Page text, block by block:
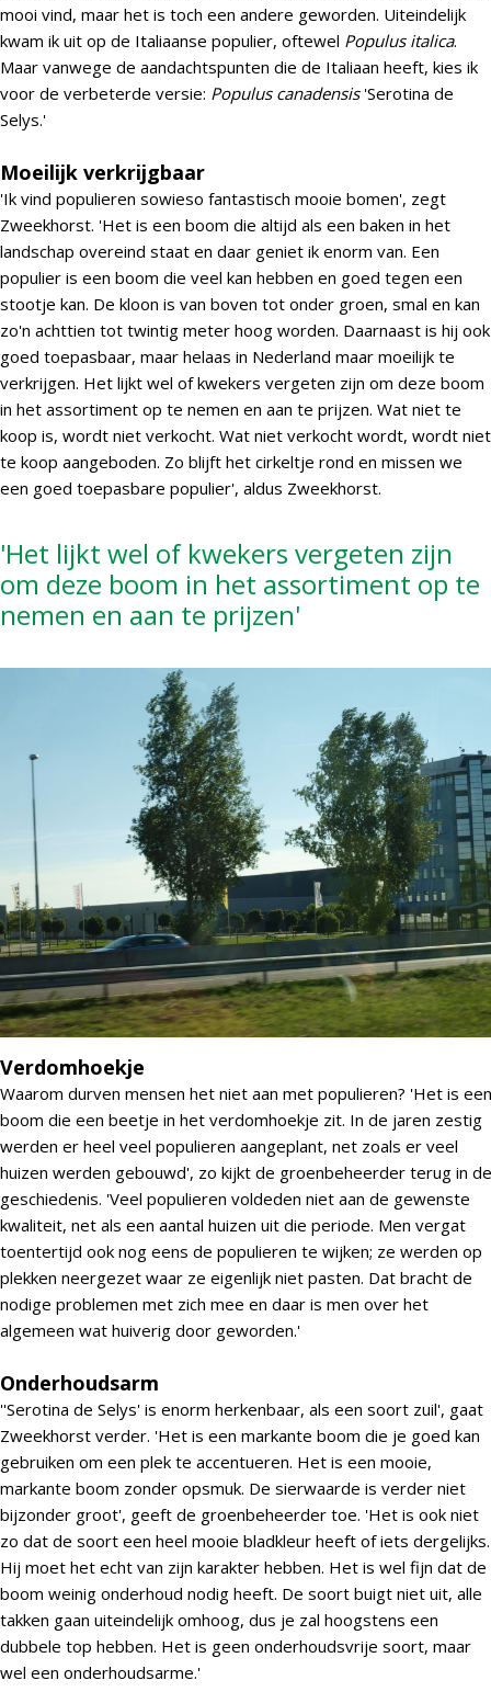
mooi vind, maar het is toch een andere geworden. Uiteindelijk
kwam ik uit op de Italiaanse populier, oftewel Populus italica.
Maar vanwege de aandachtspunten die de Italiaan heeft, kies ik
voor de verbeterde versie: Populus canadensis'Serotina de
Selys.'
Moeilijk verkrijgbaar
'Ik vind populieren sowieso fantastisch mooie bomen', zegt
Zweekhorst. 'Het is een boom die altijd als een baken in het
landschap overeind staat en daar geniet ik enorm van. Een
populier is een boom die veel kan hebben en goed tegen een
stootje kan. De kloon is van boven tot onder groen, smal en kan
zo'n achttien tot twintig meter hoog worden. Daarnaast is hij ook
goed toepasbaar, maar helaas in Nederland maar moeilijk te
verkrijgen. Het lijkt wel of kwekers vergeten zijn om deze boom
in het assortiment op te nemen en aan te prijzen. Wat niet te
koop is, wordt niet verkocht. Wat niet verkocht wordt, wordt niet
te koop aangeboden. Zo blijft het cirkeltje rond en missen we
een goed toepasbare populier', aldus Zweekhorst.
'Het lijkt wel of kwekers vergeten zijn
om deze boom in het assortiment op te
nemen en aan te prijzen'
Verdomhoekje
Waarom durven mensen het niet aan met populieren? 'Het is een
boom die een beetje in het verdomhoekje zit. In de jaren zestig
werden er heel veel populieren aangeplant, net zoals er veel
huizen werden gebouwd', zo kijkt de groenbeheerder terug in de
geschiedenis. 'Veel populieren voldeden niet aan de gewenste
kwaliteit, net als een aantal huizen uit die periode. Men vergat
toentertijd ook nog eens de populieren te wijken; ze werden op
plekken neergezet waar ze eigenlijk niet pasten. Dat bracht de
nodige problemen met zich mee en daar is men over het
algemeen wat huiverig door geworden.'
Onderhoudsarm
''Serotina de Selys' is enorm herkenbaar, als een soort zuil', gaat
Zweekhorst verder. 'Het is een markante boom die je goed kan
gebruiken om een plek te accentueren. Het is een mooie,
markante boom zonder opsmuk. De sierwaarde is verder niet
bijzonder groot', geeft de groenbeheerder toe. 'Het is ook niet
zo dat de soort een heel mooie bladkleur heeft of iets dergelijks.
Hij moet het echt van zijn karakter hebben. Het is wel fijn dat de
boom weinig onderhoud nodig heeft. De soort buigt niet uit, alle
takken gaan uiteindelijk omhoog, dus je zal hoogstens een
dubbele top hebben. Het is geen onderhoudsvrije soort, maar
wel een onderhoudsarme.'